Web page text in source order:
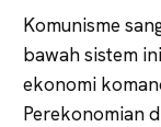
Komunisme
bawah sistem
ekonomi
Perekonomian